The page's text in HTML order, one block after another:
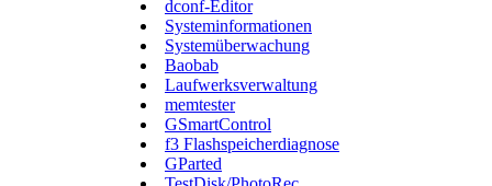
dconf-Editor
Systeminformationen
Systemüberwachung
Baobab
Laufwerksverwaltung
memtester
GSmartControl
f3 Flashspeicherdiagnose
GParted